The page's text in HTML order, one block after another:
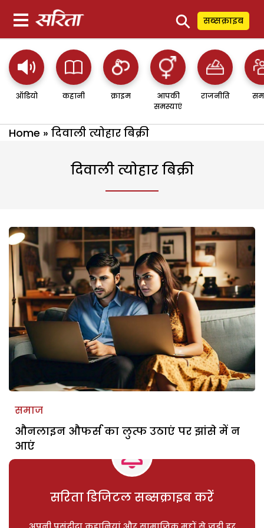
⚲ सब्सक्राइब
ऑडियो कहानी क्राइम
आपकी
समस्याएं
राजनीति
Home » दिवाली त्योहार बिक्री
दिवाली त्योहार बिक्री
समाज
औनलाइन औफर्स का लुत्फ उठाएं पर झांसे में न
आएं
सरिता डिजिटल सब्सक्राइब करें